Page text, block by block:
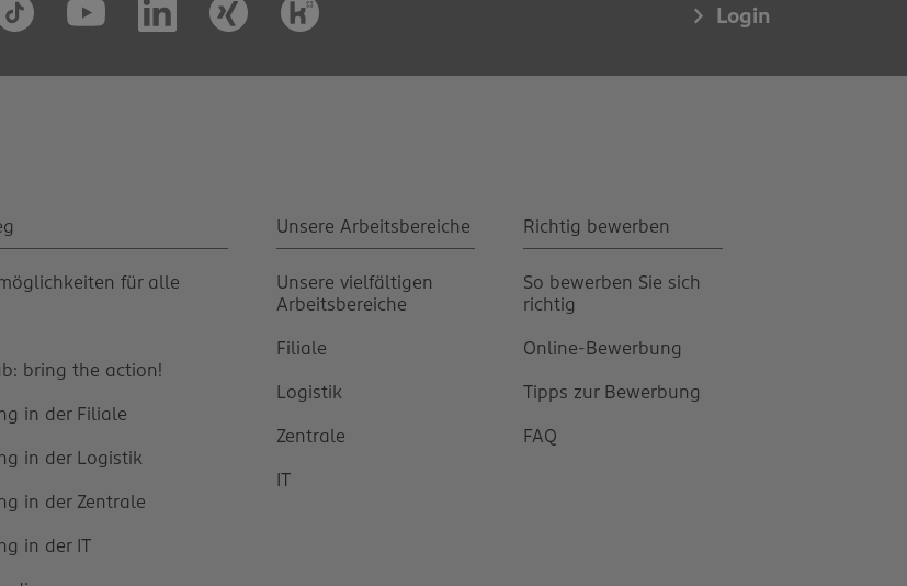
Login
für alle
bring the action!
in der Filiale
in der Logistik
in der Zentrale
in der IT
Unsere Arbeitsbereiche
Unsere vielfältigen
Arbeitsbereiche
Filiale
Logistik
Zentrale
IT
Richtig bewerben
So bewerben Sie sich
richtig
Online-Bewerbung
Tipps zur Bewerbung
FAQ